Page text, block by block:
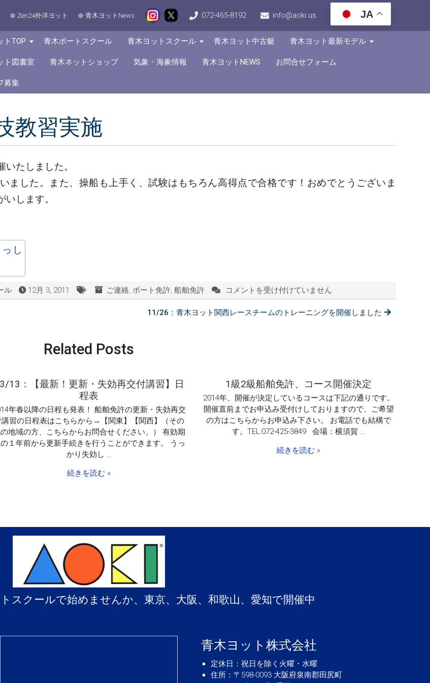
Zen24外洋ヨット 青木ヨットNews 072-465-8192 info@aoki.us JA
トTOP 青木ボートスクール 青木ヨットスクール 青木ヨット中古艇 青木ヨット最新モデル
ト図書室 青木ネットショップ 気象・海象情報 青木ヨットNEWS お問合せフォーム
募集
教習実施
たしました。
ました。また、操船も上手く、試験はもちろん高得点で合格です！おめでとうございま
します。
ル 12月 3, 2011 ご連絡, ボート免許, 船舶免許
12/03：
ー
教
習
実
施
は
コメントを受け付けていません
11/26：青木ヨット関西レースチームのトレーニングを開催しました
Related Posts
13：【最新！更新・失効再交付講習】日
程表
年春以降の日程も発表！ 船舶免許の更新・失効再交
講習の日程表はこちらから→【関東】【関西】（その
地域の方、こちらからお問合せください。） 有効期
１年前から更新手続きを行うことができます。 うっ
かり失効し …
続きを読む »
1級2級船舶免許、コース開催決定
2014年、開催が決定しているコースは下記の通りです。
開催直前までお申込み受付けしておりますので、ご希望
の方はこちらからお申込み下さい。 お電話でも結構で
す。TEL:072-425-3849 会場：横須賀 …
続きを読む »
スクールで始めませんか、東京、大阪、和歌山、愛知で開催中
青木ヨット株式会社
定休日 ：祝日を除く火曜・水曜
住所 ：〒598-0093 大阪府泉南郡田尻町